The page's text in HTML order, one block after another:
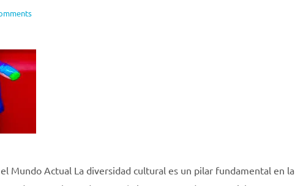
Mundo Actual La diversidad cultural es un pilar fundamental en la